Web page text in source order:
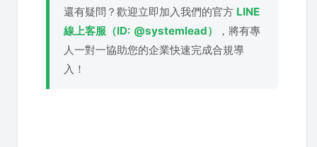
還有疑問？歡迎立即加入我們的官方 LINE
線上客服（ID: @systemlead）
，將有專
人一對一協助您的企業快速完成合規導
入！